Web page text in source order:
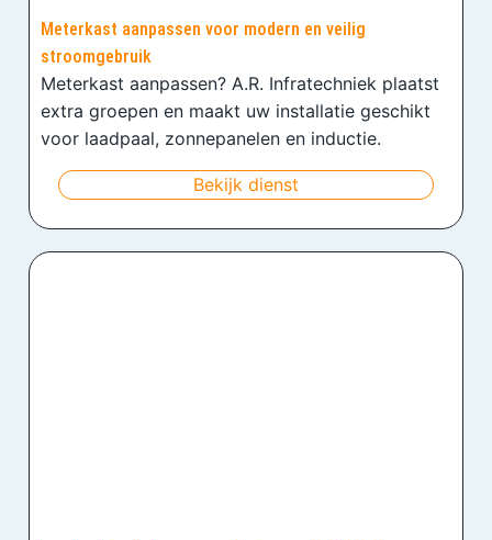
Meterkast aanpassen voor modern en veilig
stroomgebruik
Meterkast aanpassen? A.R. Infratechniek plaatst
extra groepen en maakt uw installatie geschikt
voor laadpaal, zonnepanelen en inductie.
Bekijk dienst